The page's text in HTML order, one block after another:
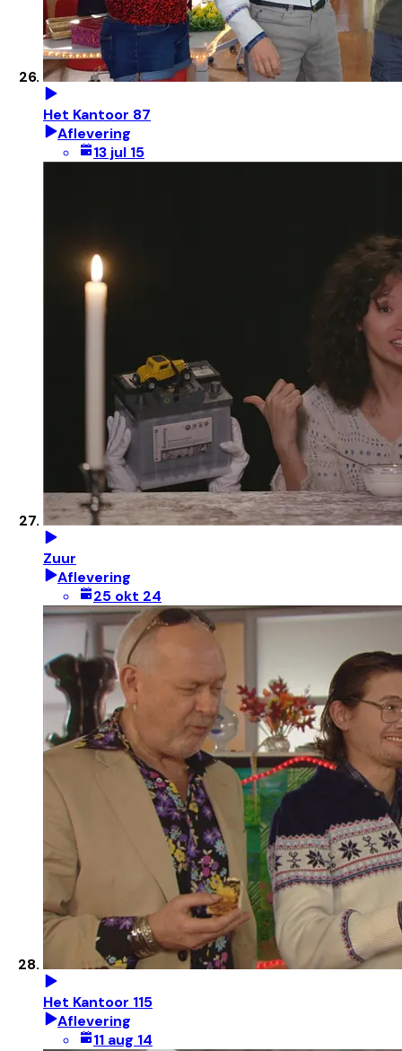
Het Kantoor 87
Aflevering
13 jul 15
Zuur
Aflevering
25 okt 24
Het Kantoor 115
Aflevering
11 aug 14